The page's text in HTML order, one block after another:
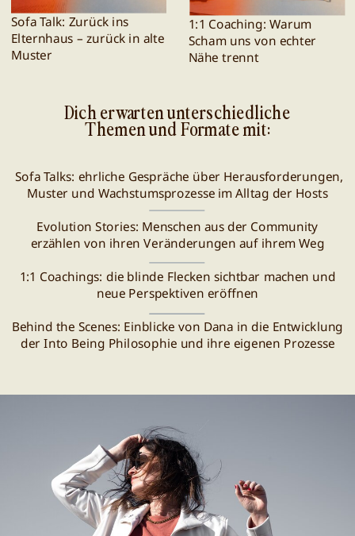
Dich erwarten unterschiedliche
Themen und Formate mit:
Sofa Talks: ehrliche Gespräche über Herausforderungen,
Muster und Wachstumsprozesse im Alltag der Hosts
Evolution Stories: Menschen aus der Community
erzählen von ihren Veränderungen auf ihrem Weg
1:1 Coachings: die blinde Flecken sichtbar machen und
neue Perspektiven eröffnen
Behind the Scenes: Einblicke von Dana in die Entwicklung
der Into Being Philosophie und ihre eigenen Prozesse
Sofa Talk: Zurück ins
Elternhaus – zurück in alte
Muster
1:1 Coaching: Warum
Scham uns von echter
Nähe trennt